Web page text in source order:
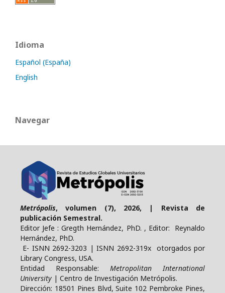
Idioma
Español (España)
English
Navegar
Metrópolis, volumen (7), 2026, | Revista de
publicación Semestral.
Editor Jefe : Gregth Hernández, PhD. , Editor: Reynaldo
Hernández, PhD.
E- ISNN 2692-3203 | ISNN 2692-319x otorgados por
Library Congress, USA.
Entidad Responsable: Metropolitan International
University | Centro de Investigación Metrópolis.
Dirección: 18501 Pines Blvd, Suite 102 Pembroke Pines,